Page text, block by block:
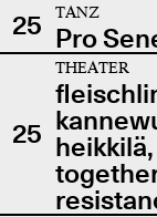
25
TANZ
Pro
25
THEATER